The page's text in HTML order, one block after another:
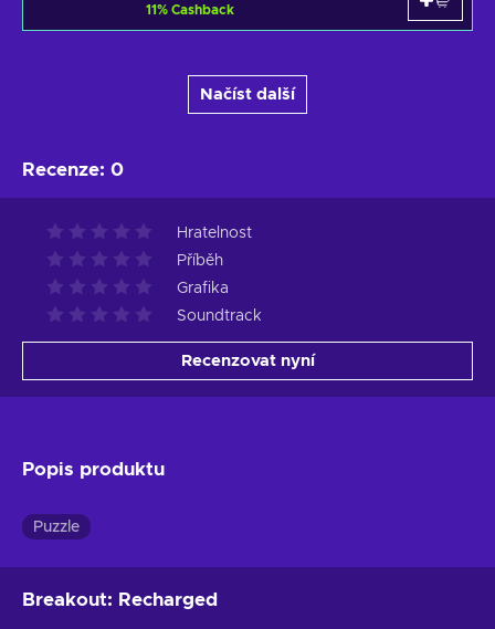
11% Cashback
Načíst další
Recenze: 0
Hratelnost
Příběh
Grafika
Soundtrack
Recenzovat nyní
Popis produktu
Puzzle
Breakout: Recharged